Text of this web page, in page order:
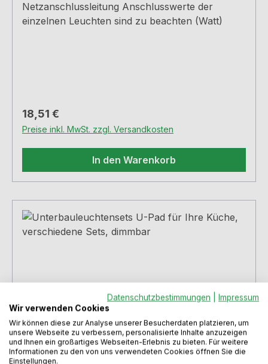
Netzanschlussleitung Anschlusswerte der
einzelnen Leuchten sind zu beachten (Watt)
Regulärer Preis:
18,51 €
Preise inkl. MwSt. zzgl. Versandkosten
In den Warenkorb
Datenschutzbestimmungen
Impressum
Wir verwenden Cookies
Wir können diese zur Analyse unserer Besucherdaten platzieren, um
unsere Webseite zu verbessern, personalisierte Inhalte anzuzeigen
und Ihnen ein großartiges Webseiten-Erlebnis zu bieten. Für weitere
Informationen zu den von uns verwendeten Cookies öffnen Sie die
Einstellungen.